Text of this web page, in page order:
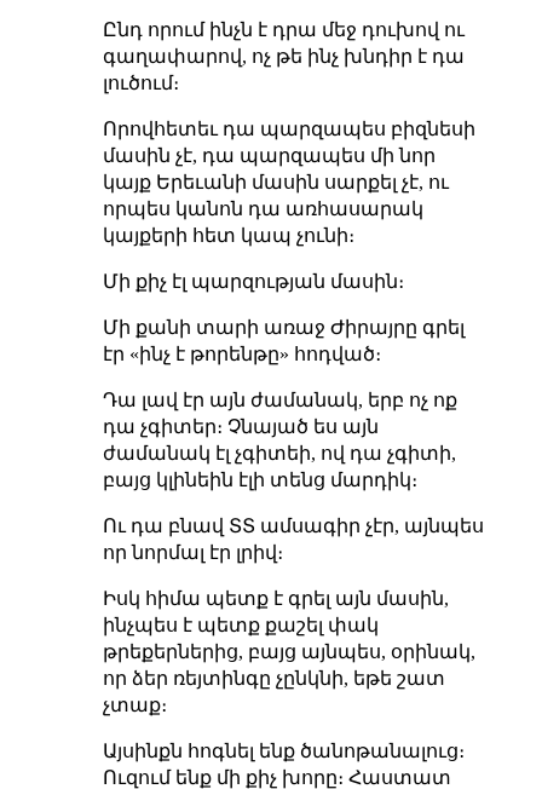
Ընդ որում ինչն է դրա մեջ դուխով ու
գաղափարով, ոչ թե ինչ խնդիր է դա
լուծում։
Որովհետեւ դա պարզապես բիզնեսի
մասին չէ, դա պարզապես մի նոր
կայք Երեւանի մասին սարքել չէ, ու
որպես կանոն դա առհասարակ
կայքերի հետ կապ չունի։
Մի քիչ էլ պարզության մասին։
Մի քանի տարի առաջ Ժիրայրը գրել
էր «ինչ է թորենթը» հոդված։
Դա լավ էր այն ժամանակ, երբ ոչ ոք
դա չգիտեր։ Չնայած ես այն
ժամանակ էլ չգիտեի, ով դա չգիտի,
բայց կլինեին էլի տենց մարդիկ։
Ու դա բնավ ՏՏ ամսագիր չէր, այնպես
որ նորմալ էր լրիվ։
Իսկ հիմա պետք է գրել այն մասին,
ինչպես է պետք քաշել փակ
թրեքերներից, բայց այնպես, օրինակ,
որ ձեր ռեյտինգը չընկնի, եթե շատ
չտաք։
Այսինքն հոգնել ենք ծանոթանալուց։
Ուզում ենք մի քիչ խորը։ Հաստատ